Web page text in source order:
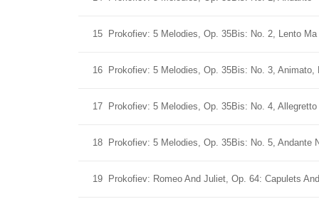
15 Prokofiev: 5 Melodies, Op. 35Bis: No. 2, Lento Ma
16 Prokofiev: 5 Melodies, Op. 35Bis: No. 3, Animato,
17 Prokofiev: 5 Melodies, Op. 35Bis: No. 4, Allegretto
18 Prokofiev: 5 Melodies, Op. 35Bis: No. 5, Andante
19 Prokofiev: Romeo And Juliet, Op. 64: Capulets